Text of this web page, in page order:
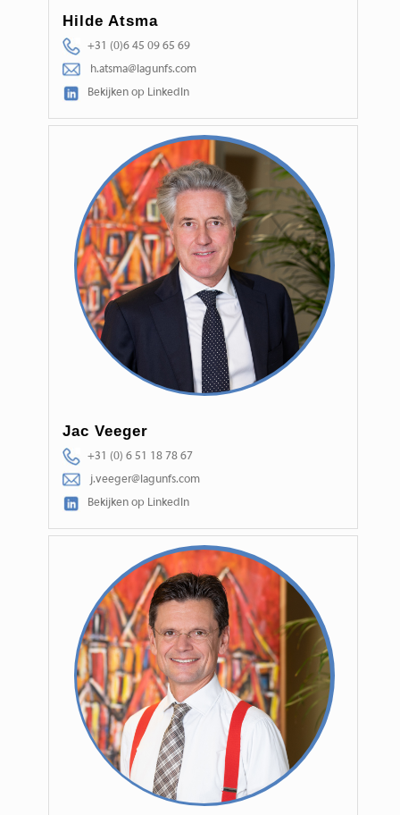
Hilde Atsma
+31 (0)6 45 09 65 69
h.atsma@lagunfs.com
Bekijken op LinkedIn
Jac Veeger
+31 (0) 6 51 18 78 67
j.veeger@lagunfs.com
Bekijken op LinkedIn